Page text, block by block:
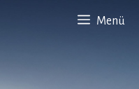
Menü